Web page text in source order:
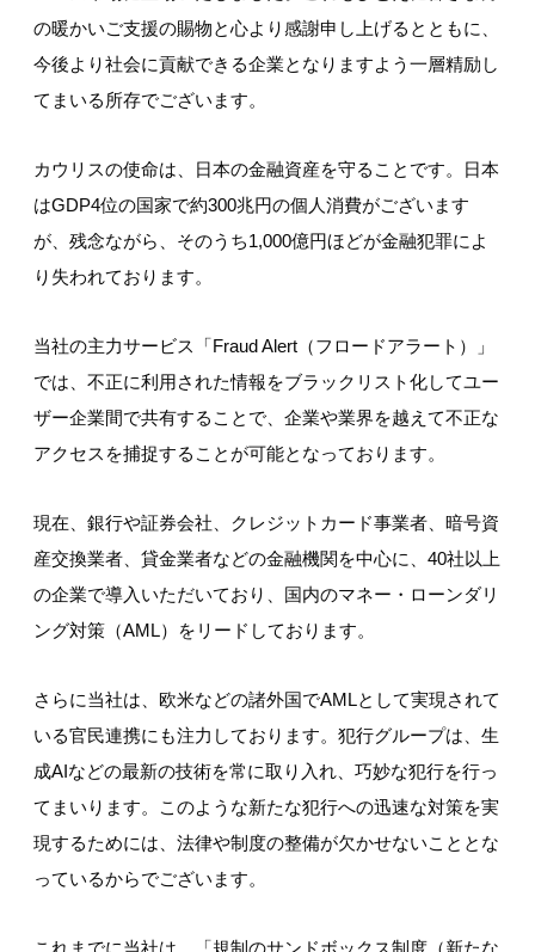
の暖かいご支援の賜物と心より感謝申し上げるとともに、
今後より社会に貢献できる企業となりますよう一層精励し
てまいる所存でございます。
カウリスの使命は、日本の金融資産を守ることです。日本
はGDP4位の国家で約300兆円の個人消費がございます
が、残念ながら、そのうち1,000億円ほどが金融犯罪によ
り失われております。
当社の主力サービス「Fraud Alert（フロードアラート）」
では、不正に利用された情報をブラックリスト化してユー
ザー企業間で共有することで、企業や業界を越えて不正な
アクセスを捕捉することが可能となっております。
現在、銀行や証券会社、クレジットカード事業者、暗号資
産交換業者、貸金業者などの金融機関を中心に、40社以上
の企業で導入いただいており、国内のマネー・ローンダリ
ング対策（AML）をリードしております。
さらに当社は、欧米などの諸外国でAMLとして実現されて
いる官民連携にも注力しております。犯行グループは、生
成AIなどの最新の技術を常に取り入れ、巧妙な犯行を行っ
てまいります。このような新たな犯行への迅速な対策を実
現するためには、法律や制度の整備が欠かせないこととな
っているからでございます。